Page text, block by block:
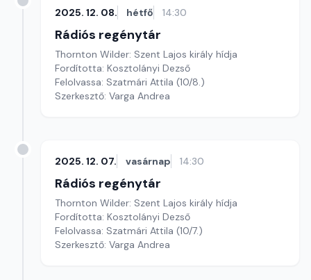
2025. 12. 08. hétfő 14:30
Rádiós regénytár
Thornton Wilder: Szent Lajos király hídja
Fordította: Kosztolányi Dezső
Felolvassa: Szatmári Attila (10/8.)
Szerkesztő: Varga Andrea
2025. 12. 07. vasárnap 14:30
Rádiós regénytár
Thornton Wilder: Szent Lajos király hídja
Fordította: Kosztolányi Dezső
Felolvassa: Szatmári Attila (10/7.)
Szerkesztő: Varga Andrea